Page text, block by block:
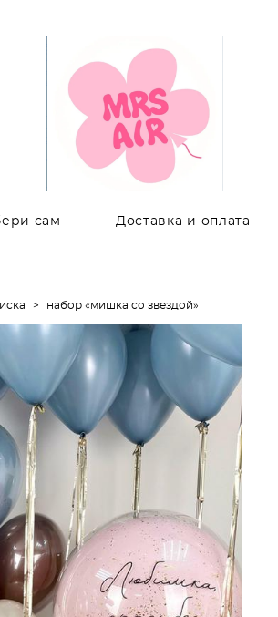
сам Доставка и оплата
> набор «мишка со звездой»